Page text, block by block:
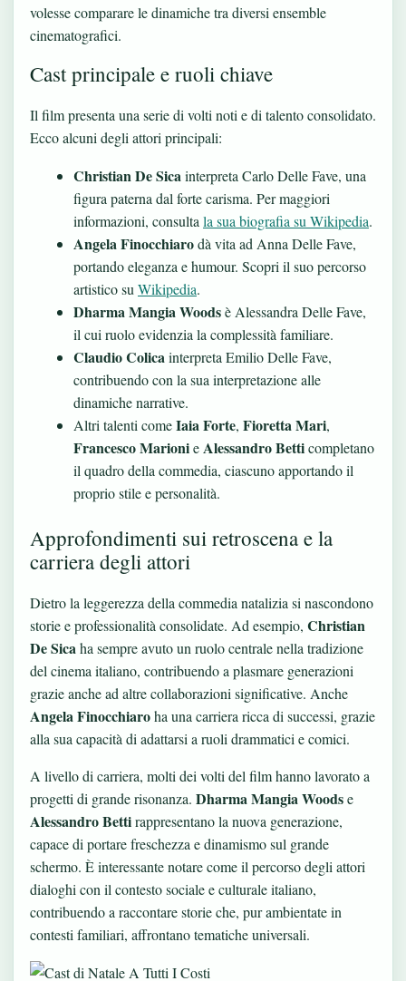
volesse comparare le dinamiche tra diversi ensemble
cinematografici.
Cast principale e ruoli chiave
Il film presenta una serie di volti noti e di talento consolidato.
Ecco alcuni degli attori principali:
Christian De Sica interpreta Carlo Delle Fave, una
figura paterna dal forte carisma. Per maggiori
informazioni, consulta la sua biografia su Wikipedia.
Angela Finocchiarodà vita ad Anna Delle Fave,
portando eleganza e humour. Scopri il suo percorso
artistico su Wikipedia.
Dharma Mangia Woodsè Alessandra Delle Fave,
il cui ruolo evidenzia la complessità familiare.
Claudio Colica interpreta Emilio Delle Fave,
contribuendo con la sua interpretazione alle
dinamiche narrative.
Altri talenti comeIaia Forte, Fioretta Mari,
Francesco Marionie Alessandro Betticompletano
il quadro della commedia, ciascuno apportando il
proprio stile e personalità.
Approfondimenti sui retroscena e la
carriera degli attori
Dietro la leggerezza della commedia natalizia si nascondono
storie e professionalità consolidate. Ad esempio, Christian
De Sica ha sempre avuto un ruolo centrale nella tradizione
del cinema italiano, contribuendo a plasmare generazioni
grazie anche ad altre collaborazioni significative. Anche
Angela Finocchiaroha una carriera ricca di successi, grazie
alla sua capacità di adattarsi a ruoli drammatici e comici.
A livello di carriera, molti dei volti del film hanno lavorato a
progetti di grande risonanza. Dharma Mangia Woodse
Alessandro Bettirappresentano la nuova generazione,
capace di portare freschezza e dinamismo sul grande
schermo. È interessante notare come il percorso degli attori
dialoghi con il contesto sociale e culturale italiano,
contribuendo a raccontare storie che, pur ambientate in
contesti familiari, affrontano tematiche universali.